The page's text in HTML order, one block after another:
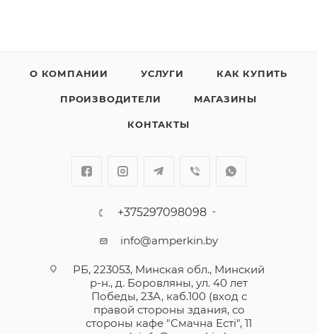
О КОМПАНИИ УСЛУГИ КАК КУПИТЬ
ПРОИЗВОДИТЕЛИ МАГАЗИНЫ
КОНТАКТЫ
+375297098098
info@amperkin.by
РБ, 223053, Минская обл., Минский
р-н., д. Боровляны, ул. 40 лет
Победы, 23А, каб.100 (вход с
правой стороны здания, со
стороны кафе "Смачна Естi", 11